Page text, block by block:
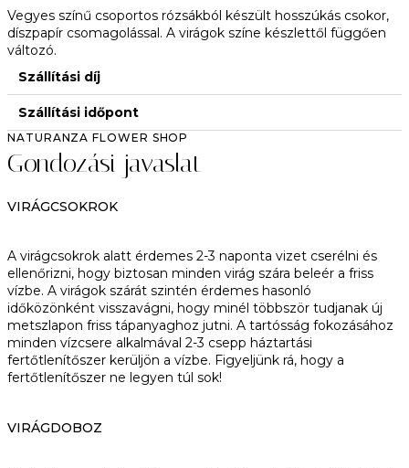
Vegyes színű csoportos rózsákból készült hosszúkás csokor,
díszpapír csomagolással. A virágok színe készlettől függően
változó.
Szállítási díj
Szállítási időpont
NATURANZA FLOWER SHOP
Gondozási javaslat
VIRÁGCSOKROK
A virágcsokrok alatt érdemes 2-3 naponta vizet cserélni és
ellenőrizni, hogy biztosan minden virág szára beleér a friss
vízbe. A virágok szárát szintén érdemes hasonló
időközönként visszavágni, hogy minél többször tudjanak új
metszlapon friss tápanyaghoz jutni. A tartósság fokozásához
minden vízcsere alkalmával 2-3 csepp háztartási
fertőtlenítőszer kerüljön a vízbe. Figyeljünk rá, hogy a
fertőtlenítőszer ne legyen túl sok!
VIRÁGDOBOZ